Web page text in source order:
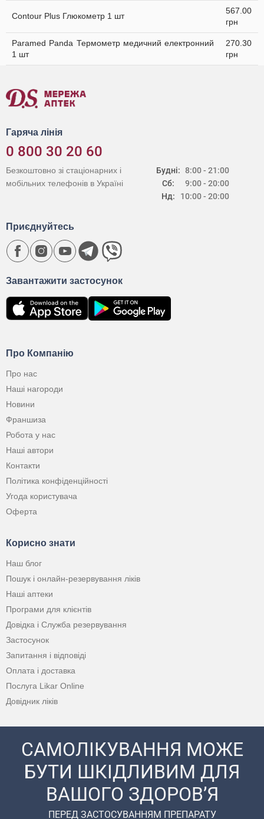
Contour Plus Глюкометр 1 шт
567.00
грн
Paramed Panda Термометр медичний електронний
1 шт
270.30
грн
Гаряча лінія
0 800 30 20 60
Будні:
Сб:
Нд:
8:00 - 21:00
9:00 - 20:00
10:00 - 20:00
Безкоштовно зі стаціонарних і
мобільних телефонів в Україні
Про Компанію
Про нас
Наші нагороди
Новини
Франшиза
Робота у нас
Наші автори
Контакти
Політика конфіденційності
Угода користувача
Оферта
Корисно знати
Наш блог
Пошук і онлайн-резервування ліків
Наші аптеки
Програми для клієнтів
Довідка і Служба резервування
Застосунок
Запитання і відповіді
Оплата і доставка
Послуга Likar Online
Довідник ліків
Завантажити застосунок
Приєднуйтесь
САМОЛІКУВАННЯ МОЖЕ
БУТИ ШКІДЛИВИМ ДЛЯ
ВАШОГО ЗДОРОВ’Я
ПЕРЕД ЗАСТОСУВАННЯМ ПРЕПАРАТУ